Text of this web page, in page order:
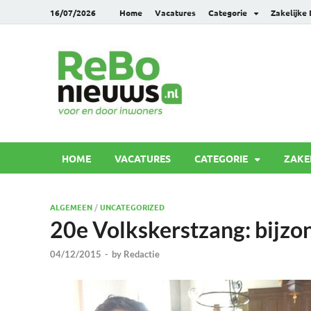
16/07/2026 Home Vacatures Categorie Zakelijke
HOME VACATURES CATEGORIE
ALGEMEEN /UNCATEGORIZED
20e Volkskerstzang:
04/12/2015 - by Redactie